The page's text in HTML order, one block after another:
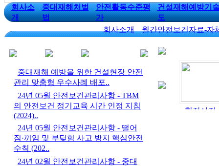
회사소
개
중대재해처벌
법
안전활동수준평
가
건설재해예방기
도
회사소개
월간안전보건자료-자
중대재해 예방을 위한 건설현장 안전
관리 맞춤형 우수사례 배포..
24년 05월 안전보건관리사항 - TBM
의 안전보건 정기교육 시간 인정 지침
(2024)..
24년 05월 안전보건관리사항 - 떨어
짐·끼임 및 부딪힘 사고 방지 핵심안전
수칙 (202..
24년 02월 안전보건관리사항 - 중대
현장사진
현장사진
현장사진 현장사진